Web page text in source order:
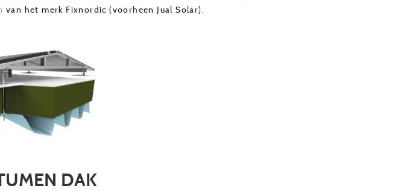
van het merk Fixnordic (voorheen Jual Solar).
DAK